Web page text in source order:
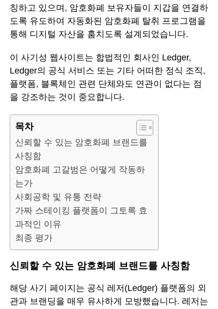
칭하고 있으며, 암호화폐 보유자들이 지갑을 연결하
도록 유도하여 자동화된 암호화폐 탈취 프로그램을
통해 디지털 자산을 훔치도록 설계되었습니다.
이 사기성 웹사이트는 합법적인 회사인 Ledger,
Ledger의 공식 서비스 또는 기타 어떠한 정식 조직,
플랫폼, 블록체인 관련 단체와도 연관이 없다는 점
을 강조하는 것이 중요합니다.
목차
신뢰할 수 있는 암호화폐 브랜드를
사칭함
암호화폐 고갈범은 어떻게 작동하
는가
사회공학 및 유통 전략
가짜 스테이킹 플랫폼이 그토록 효
과적인 이유
최종 평가
신뢰할 수 있는 암호화폐 브랜드를 사칭함
해당 사기 페이지는 공식 레저(Ledger) 플랫폼의 외
관과 브랜딩을 매우 유사하게 모방했습니다. 레저는